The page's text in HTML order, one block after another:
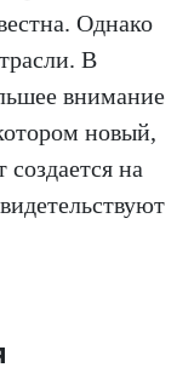
Однако
В
внимание
новый,
на